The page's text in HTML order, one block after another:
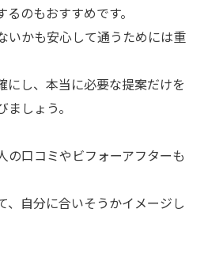
のもおすすめです。
いかも安心して通うためには重
にし、本当に必要な提案だけを
しょう。
の口コミやビフォーアフターも
、自分に合いそうかイメージし